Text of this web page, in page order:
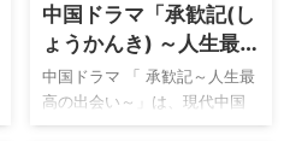
ンと、大企業の社長として多
忙な日々を送るソン イエンシ
ない２人ですが、どちらも重
度の不眠症に苦しんでいまし
中国ドラマ「承歓記(し
ょうかんき) ～人生最高
の出会い～」配信どこ
でみれる？
中国ドラマ 「 承歓記～人生最
高の出会い～」は、現代中国
を舞台に恋愛や家族の絆、そ